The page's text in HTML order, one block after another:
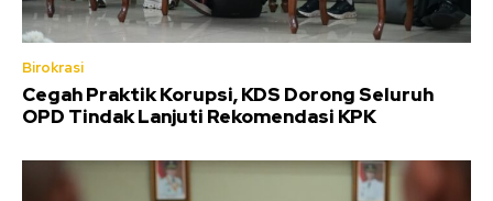
Birokrasi
Cegah Praktik Korupsi, KDS Dorong Seluruh
OPD Tindak Lanjuti Rekomendasi KPK